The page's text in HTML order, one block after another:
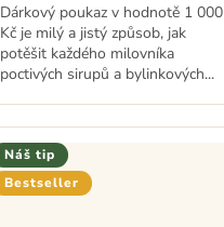
Dárkový poukaz v hodnotě 1 000
Kč je milý a jistý způsob, jak
potěšit každého milovníka
poctivých sirupů a bylinkových...
Náš tip
Bestseller